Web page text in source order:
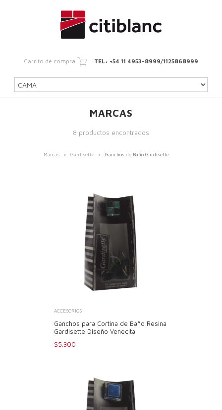
Carrito de compra TEL: +54 11 4953-8999/1125868999
MARCAS
8 productos encontrados
Marcas > Gardisette > Ganchos de Baño Gardisette
ACCESORIOS
Ganchos para Cortina de Baño Resina
Gardisette Diseño Venecita
$5.300